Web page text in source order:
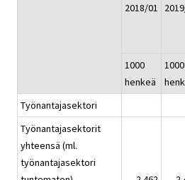
2018/01
1000
henkeä
1000
Työnantajasektori
Työnantajasektorit
yhteensä (ml.
työnantajasektori